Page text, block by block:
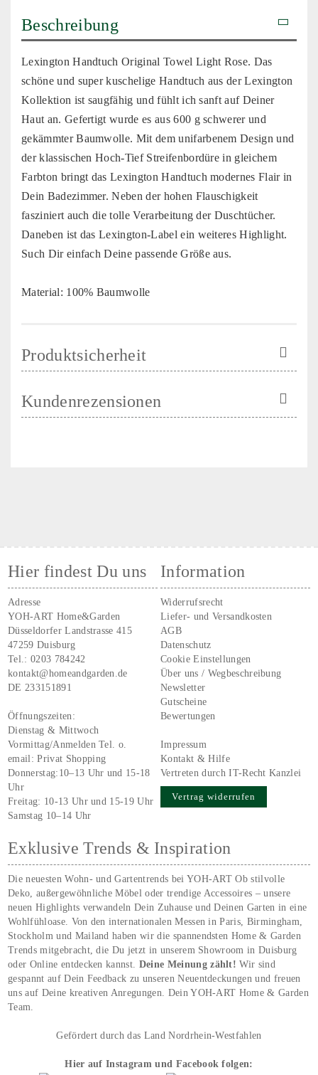
Beschreibung
Lexington Handtuch Original Towel Light Rose. Das
schöne und super kuschelige Handtuch aus der Lexington
Kollektion ist saugfähig und fühlt ich sanft auf Deiner
Haut an. Gefertigt wurde es aus 600 g schwerer und
gekämmter Baumwolle. Mit dem unifarbenem Design und
der klassischen Hoch-Tief Streifenbordüre in gleichem
Farbton bringt das Lexington Handtuch modernes Flair in
Dein Badezimmer. Neben der hohen Flauschigkeit
fasziniert auch die tolle Verarbeitung der Duschtücher.
Daneben ist das Lexington-Label ein weiteres Highlight.
Such Dir einfach Deine passende Größe aus.
Material: 100% Baumwolle
Produktsicherheit
Kundenrezensionen
Hier findest Du uns
Adresse
YOH-ART Home&Garden
Düsseldorfer Landstrasse 415
47259 Duisburg
Tel.:0203 784242
kontakt@homeandgarden.de
DE 233151891
Öffnungszeiten:
Dienstag & Mittwoch
Vormittag/Anmelden Tel. o.
email:Privat Shopping
Donnerstag:10–13 Uhr und 15-18
Uhr
Freitag: 10-13 Uhr und 15-19 Uhr
Samstag 10–14 Uhr
Information
Widerrufsrecht
Liefer- und Versandkosten
AGB
Datenschutz
Cookie Einstellungen
Über uns / Wegbeschreibung
Newsletter
Gutscheine
Bewertungen
Impressum
Kontakt & Hilfe
Vertreten durch IT-Recht Kanzlei
Vertrag widerrufen
Exklusive Trends & Inspiration
Die neuesten Wohn- und Gartentrends bei YOH‑ART Ob stilvolle
Deko, außergewöhnliche Möbel oder trendige Accessoires – unsere
neuen Highlights verwandeln Dein Zuhause und Deinen Garten in eine
Wohlfühloase. Von den internationalen Messen in Paris, Birmingham,
Stockholm und Mailand haben wir die spannendsten Home & Garden
Trends mitgebracht, die Du jetzt in unserem Showroom in Duisburg
oder Online entdecken kannst. Deine Meinung zählt!Wir sind
gespannt auf Dein Feedback zu unseren Neuentdeckungen und freuen
uns auf Deine kreativen Anregungen. Dein YOH‑ART Home & Garden
Team.
Gefördert durch das Land Nordrhein-Westfahlen
Hier auf Instagram und Facebook folgen: